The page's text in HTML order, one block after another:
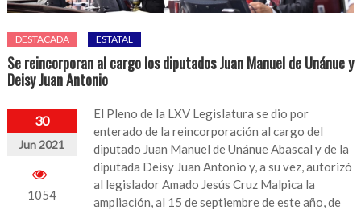
DESTACADA ESTATAL
Se reincorporan al cargo los diputados Juan Manuel de Unánue y
Deisy Juan Antonio
30
Jun 2021
1054
El Pleno de la LXV Legislatura se dio por
enterado de la reincorporación al cargo del
diputado Juan Manuel de Unánue Abascal y de la
diputada Deisy Juan Antonio y, a su vez, autorizó
al legislador Amado Jesús Cruz Malpica la
ampliación, al 15 de septiembre de este año, de